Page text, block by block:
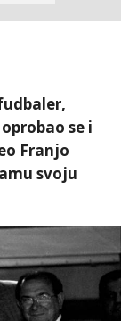
se i
Franjo
svoju